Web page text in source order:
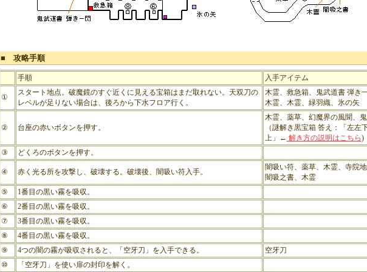
■ 攻略手順
手順 入手アイテム
①
スタート地点。破魔鏡のすぐ近くに見える宝箱はまだ取れない。天双刀の
レベルが足りない場合は、後ろから下水フロア行く。
木霊、救急箱、鬼武道書 弾き一
木霊、木霊、緑羽織、氷の矢
② 台座の赤いボタンを押す。
木霊、薬草、幻魔界の風聞、
（謎解き黒宝箱 答え：「左左
上」← 解き方の説明はこちら)
③
どくろのボタンを押す。
④ 赤く光る所を攻撃し、破壊する。破壊後、闇吸い符入手。
闇吸い符、薬草、木霊、寺院地
闇吸之書、木霊
⑤
1番目の黒い霧を吸収。
⑥
2番目の黒い霧を吸収。
⑦
3番目の黒い霧を吸収。
⑧
4番目の黒い霧を吸収。
⑨
4つの闇の霧が吸収されると、「空牙刀」を入手できる。
空牙刀
⑩
「空牙刀」を使い扉の封印を解く。